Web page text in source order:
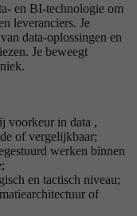
en BI-technologie om
leveranciers. Je
data-oplossingen en
Je beweegt
voorkeur in data ,
of vergelijkbaar;
werken binnen
en tactisch niveau;
of